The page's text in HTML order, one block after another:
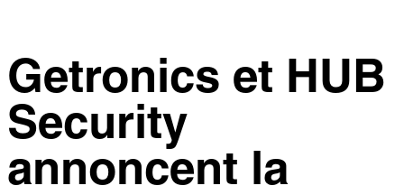
Getronics et HUB
Security
annoncent la